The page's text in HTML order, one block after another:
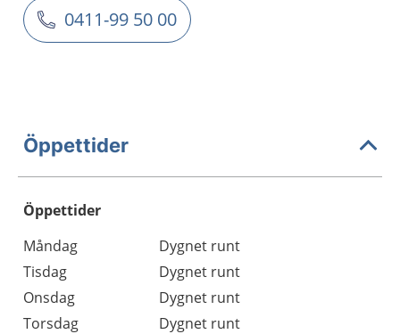
0411-99 50 00
Öppettider
Öppettider
Dag
Öppettider
Kommentarer
Måndag
Dygnet runt
Tisdag
Dygnet runt
Onsdag
Dygnet runt
Torsdag
Dygnet runt